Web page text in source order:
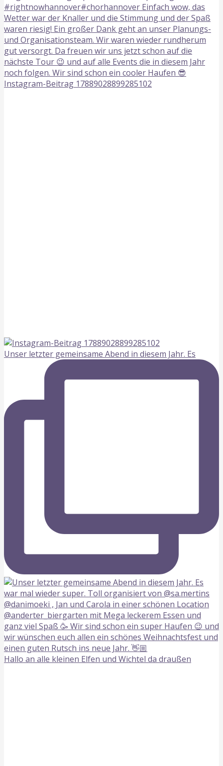
Instagram-Beitrag 17889028899285102
Unser letzter gemeinsame Abend in diesem Jahr. Es
Hallo an alle kleinen Elfen und Wichtel da draußen